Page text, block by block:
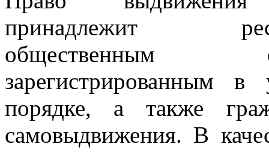
принадлежит
общественным
зарегистрированным в
порядке, а также
самовыдвижения. В